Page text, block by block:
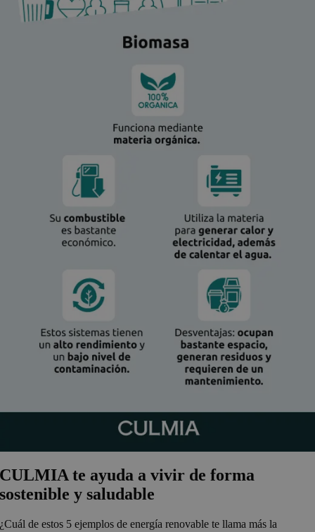
CULMIA te ayuda a vivir de forma
sostenible y saludable
¿Cuál de estos 5 ejemplos de energía renovable te llama más la